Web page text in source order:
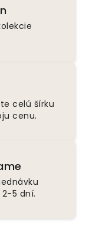
celú šírku
cenu.
5 dní.